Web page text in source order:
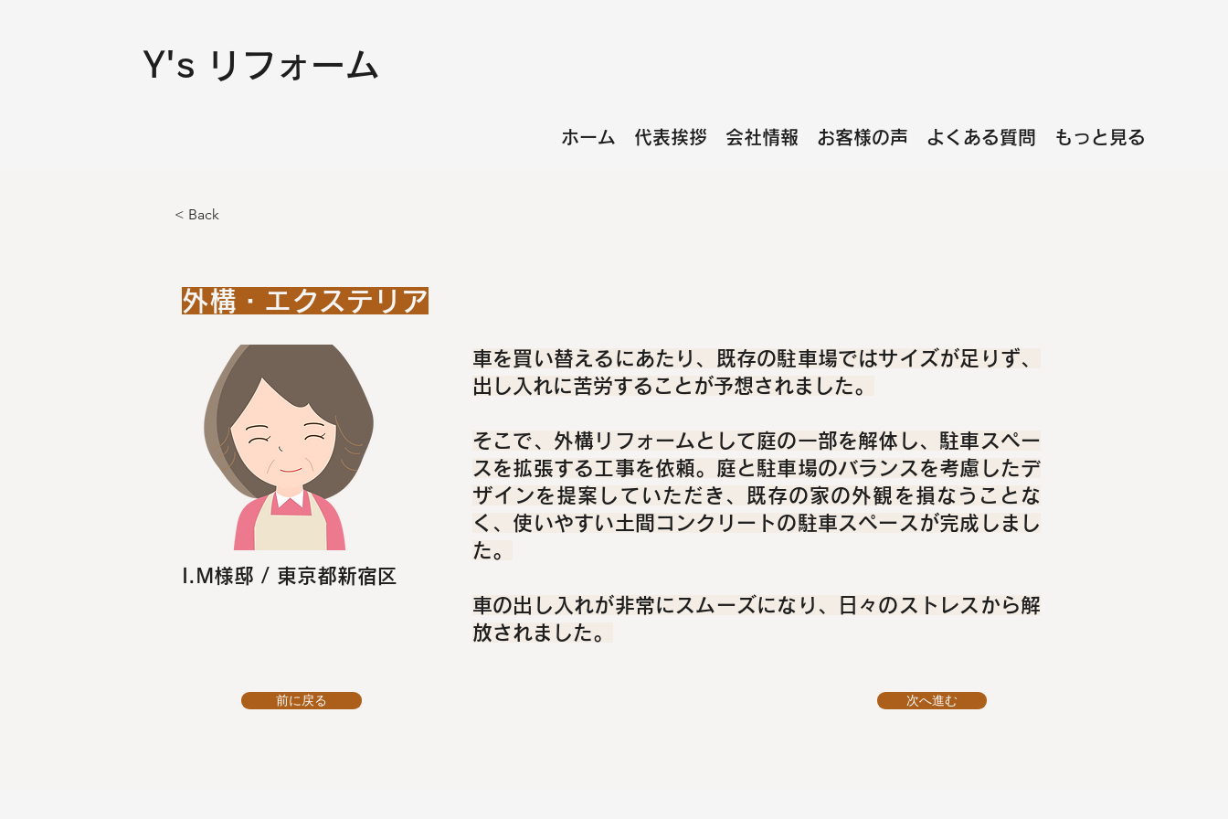
Y's リフォーム
ホーム 代表挨拶 会社情報 お客様の声 よくある質問 もっと見る
< Back
外構・エクステリア
I.M様邸 / 東京都新宿区
車を買い替えるにあたり、既存の駐車場ではサイズが足りず、
出し入れに苦労することが予想されました。
そこで、外構リフォームとして庭の一部を解体し、駐車スペー
スを拡張する工事を依頼。庭と駐車場のバランスを考慮したデ
ザインを提案していただき、既存の家の外観を損なうことな
く、使いやすい土間コンクリートの駐車スペースが完成しまし
た。
車の出し入れが非常にスムーズになり、日々のストレスから解
放されました。
前に戻る 次へ進む